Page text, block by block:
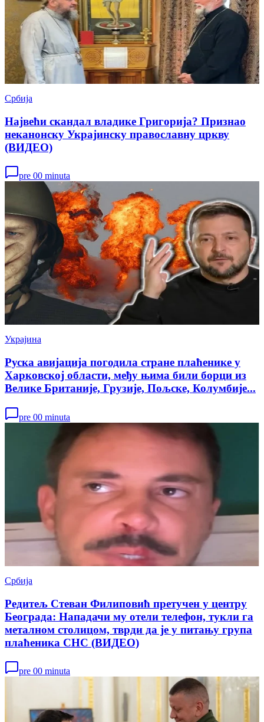
Србија
Највећи скандал владике Григорија? Признао
неканонску Украјинску православну цркву
(ВИДЕО)
pre 00 minuta
Украјина
Руска авијација погодила стране плаћенике у
Харковској области, међу њима били борци из
Велике Британије, Грузије, Пољске, Колумбије...
pre 00 minuta
Србија
Редитељ Стеван Филиповић претучен у центру
Београда: Нападачи му отели телефон, тукли га
металном столицом, тврди да је у питању група
плаћеника СНС (ВИДЕО)
pre 00 minuta